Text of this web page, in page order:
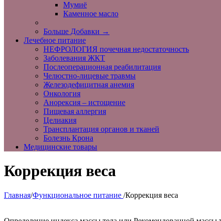
Мумиё
Каменное масло
Больше Добавки →
Лечебное питание
НЕФРОЛОГИЯ почечная недостаточность
Заболевания ЖКТ
Послеоперационная реабилитация
Челюстно-лицевые травмы
Железодефицитная анемия
Онкология
Анорексия – истощение
Пищевая аллергия
Целиакия
Трансплантация органов и тканей
Болезнь Крона
Медицинские товары
Коррекция веса
Главная/Функциональное питание /Коррекция веса